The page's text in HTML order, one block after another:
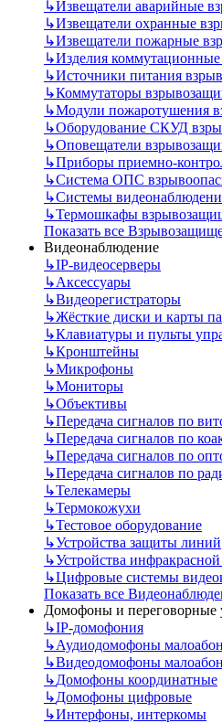
↳Извещатели аварийные
↳Извещатели охранные
↳Извещатели пожарные
↳Изделия
↳Источники питания
↳Коммутаторы
↳Модули пожаротушения
↳Оборудование СКУД
↳Оповещатели
↳Приборы приемно-
↳Система ОПС
↳Системы
↳Термошкафы
Показать все
Видеонаблюдение
↳IP-видеосерверы
↳Аксессуары
↳Видеорегистраторы
↳Жёсткие диски и карты
↳Клавиатуры и пульты
↳Кронштейны
↳Микрофоны
↳Мониторы
↳Объективы
↳Передача сигналов по
↳Передача сигналов по
↳Передача сигналов по
↳Передача сигналов по
↳Телекамеры
↳Термокожухи
↳Тестовое оборудование
↳Устройства защиты линий
↳Устройства
↳Цифровые системы
Показать все
Домофоны и переговорные
↳IP-домофония
↳Аудиодомофоны
↳Видеодомофоны
↳Домофоны координатные
↳Домофоны цифровые
↳Интерфоны, интеркомы